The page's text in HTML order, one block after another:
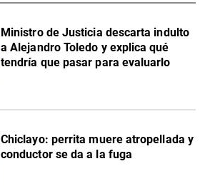
Ministro de Justicia descarta indulto
a Alejandro Toledo y explica qué
tendría que pasar para evaluarlo
Chiclayo: perrita muere atropellada y
conductor se da a la fuga